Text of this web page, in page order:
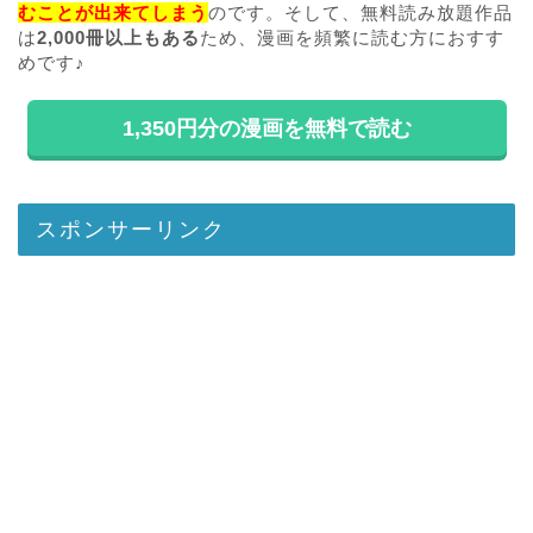
むことが出来てしまう のです。そして、無料読み放題作品
は2,000冊以上もあるため、漫画を頻繁に読む方におすす
めです♪
1,350円分の漫画を無料で読む
スポンサーリンク